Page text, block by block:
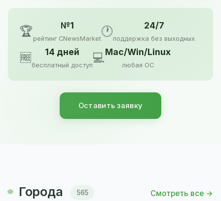
🏆 №1
рейтинг CNewsMarket
🕐 24/7
поддержка без выходных
🆓 14 дней
бесплатный доступ
💻Mac/Win/Linux
любая ОС
Оставить заявку
Города 565 Смотреть все →